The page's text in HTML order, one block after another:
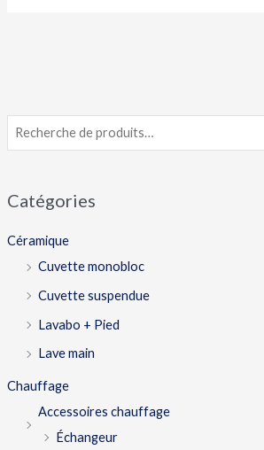
Catégories
Céramique
Cuvette monobloc
Cuvette suspendue
Lavabo + Pied
Lave main
Chauffage
Accessoires chauffage
Échangeur